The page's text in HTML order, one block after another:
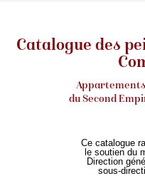
Catalogue des
du Second
Ce catalogue
le soutien du
Direction
sous-